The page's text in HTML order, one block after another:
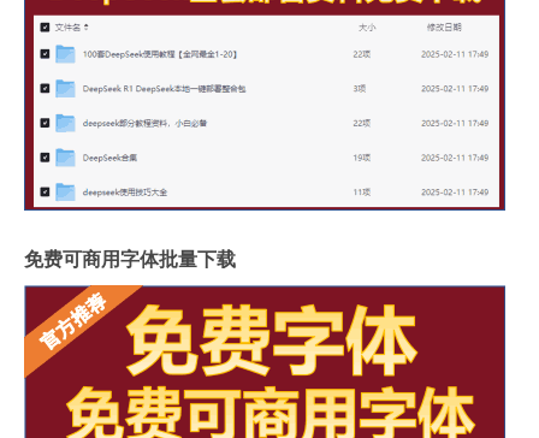
免费可商用字体批量下载